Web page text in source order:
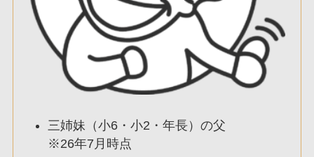
三姉妹（小6・小2・年長）の父
※26年7月時点